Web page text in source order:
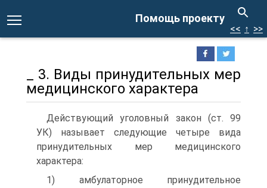
Помощь проекту
<< ↑ >>
_ 3. Виды принудительных мер
медицинского характера
Действующий уголовный закон (ст. 99
УК) называет следующие четыре вида
принудительных мер медицинского
характера:
1) амбулаторное принудительное